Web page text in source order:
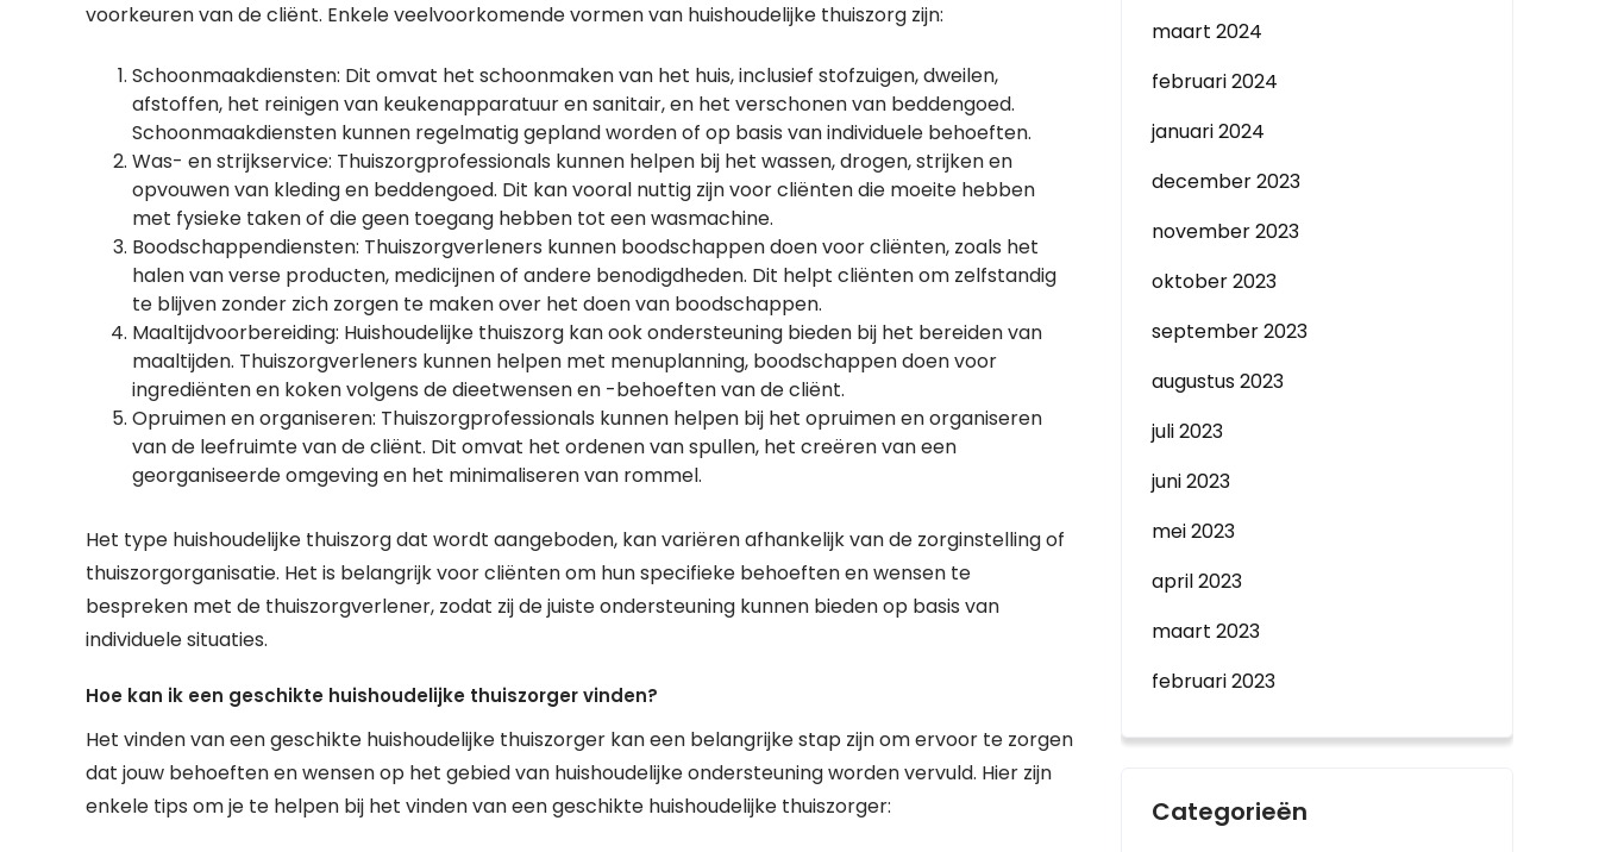
voorkeuren van de cliënt. Enkele veelvoorkomende vormen van huishoudelijke thuiszorg zijn:
Schoonmaakdiensten: Dit omvat het schoonmaken van het huis, inclusief stofzuigen, dweilen,
afstoffen, het reinigen van keukenapparatuur en sanitair, en het verschonen van beddengoed.
Schoonmaakdiensten kunnen regelmatig gepland worden of op basis van individuele behoeften.
Was- en strijkservice: Thuiszorgprofessionals kunnen helpen bij het wassen, drogen, strijken en
opvouwen van kleding en beddengoed. Dit kan vooral nuttig zijn voor cliënten die moeite hebben
met fysieke taken of die geen toegang hebben tot een wasmachine.
Boodschappendiensten: Thuiszorgverleners kunnen boodschappen doen voor cliënten, zoals het
halen van verse producten, medicijnen of andere benodigdheden. Dit helpt cliënten om zelfstandig
te blijven zonder zich zorgen te maken over het doen van boodschappen.
Maaltijdvoorbereiding: Huishoudelijke thuiszorg kan ook ondersteuning bieden bij het bereiden van
maaltijden. Thuiszorgverleners kunnen helpen met menuplanning, boodschappen doen voor
ingrediënten en koken volgens de dieetwensen en -behoeften van de cliënt.
Opruimen en organiseren: Thuiszorgprofessionals kunnen helpen bij het opruimen en organiseren
van de leefruimte van de cliënt. Dit omvat het ordenen van spullen, het creëren van een
georganiseerde omgeving en het minimaliseren van rommel.
Het type huishoudelijke thuiszorg dat wordt aangeboden, kan variëren afhankelijk van de zorginstelling of
thuiszorgorganisatie. Het is belangrijk voor cliënten om hun specifieke behoeften en wensen te
bespreken met de thuiszorgverlener, zodat zij de juiste ondersteuning kunnen bieden op basis van
individuele situaties.
Hoe kan ik een geschikte huishoudelijke thuiszorger vinden?
Het vinden van een geschikte huishoudelijke thuiszorger kan een belangrijke stap zijn om ervoor te zorgen
dat jouw behoeften en wensen op het gebied van huishoudelijke ondersteuning worden vervuld. Hier zijn
enkele tips om je te helpen bij het vinden van een geschikte huishoudelijke thuiszorger:
maart 2024
februari 2024
januari 2024
december 2023
november 2023
oktober 2023
september 2023
augustus 2023
juli 2023
juni 2023
mei 2023
april 2023
maart 2023
februari 2023
Categorieën